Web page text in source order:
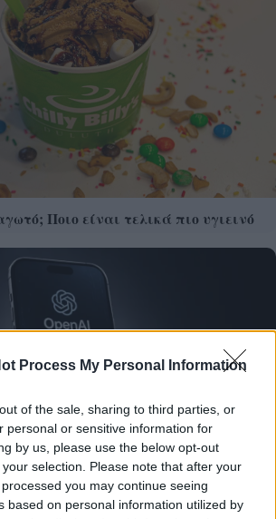
Process My Personal Information
of the sale, sharing to third parties, or
personal or sensitive information for
by us, please use the below opt-out
selection. Please note that after your
you may continue seeing
based on personal information utilized by
Ποιο είναι τελικά πιο υγιεινό
το μοντέλο Astra που έλυσε 10